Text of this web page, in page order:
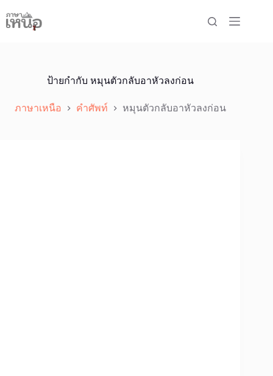
to
content
ป้ายกำกับ หมุนตัวกลับอาหัวลงก่อน
ภาษาเหนือ คำศัพท์ หมุนตัวกลับอาหัวลงก่อน